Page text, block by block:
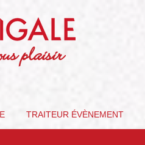
plaisir
TRAITEUR ÉVÈNEMENT